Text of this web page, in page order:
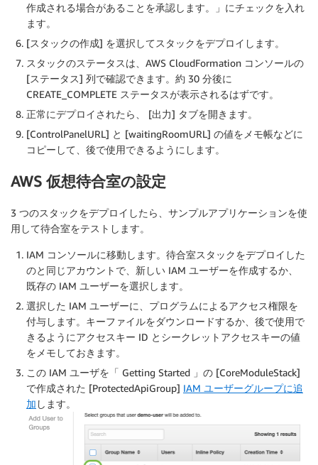
作成される場合があることを承認します。」にチェックを入れ
ます。
[スタックの作成] を選択してスタックをデプロイします。
スタックのステータスは、AWS CloudFormation コンソールの
[ステータス] 列で確認できます。約 30 分後に
CREATE_COMPLETE ステータスが表示されるはずです。
正常にデプロイされたら、 [出力] タブを開きます。
[ControlPanelURL] と [waitingRoomURL] の値をメモ帳などに
コピーして、後で使用できるようにします。
AWS 仮想待合室の設定
3 つのスタックをデプロイしたら、サンプルアプリケーションを使
用して待合室をテストします。
IAM コンソールに移動します。待合室スタックをデプロイした
のと同じアカウントで、新しい IAM ユーザーを作成するか、
既存の IAM ユーザーを選択します。
選択した IAM ユーザーに、プログラムによるアクセス権限を
付与します。キーファイルをダウンロードするか、後で使用で
きるようにアクセスキー ID とシークレットアクセスキーの値
をメモしておきます。
この IAM ユーザを「 Getting Started 」の [CoreModuleStack]
で作成された [ProtectedApiGroup] IAM ユーザーグループに追
加 します。